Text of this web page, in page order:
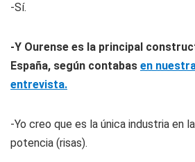
-Sí.
-Y Ourense es la principal
España, según contabas en
entrevista.
-Yo creo que es la única industria en
potencia (risas).